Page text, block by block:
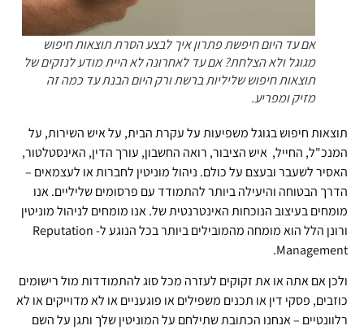
אם עד היום חיפשת פתרון איך לבצע הסרת תוצאות חיפוש
מגוגל ולא הצלחת? אם עד לאחרונה לא היית מודע לנזקים של
תוצאות חיפוש שליליות ברשת ורק היום הבנת עד כמה זה
מזיק ומפריע.
תוצאות חיפוש בגוגל משפיעות על עקרת הבית, על איש השירות, על
המנכ"ל, החייל, איש הציבור, רואה החשבון, עורך הדין, האינסטלטור,
האסיר לשעבר ובעצם על כולם. ניהול מוניטין לחברות או לעצמאים –
הדרך הבטוחה והיעילה ביותר להתמודד עם פרסומים שליליים. אנו
מומחים בעיצוב הנוכחות האינטרנטית של. אנו מומחים לניהול מוניטין
ורונן הלל הוא מומחה מהמובילים ביותר בכל הנוגע ל- Reputation
Management.
ולכן אם אתה או את זקוקים לעזרה מכל סוג להתמודדות מול רישומים
כוזבים, פסקי דין או תכנים משפילים או פוגעניים או לא מדוייקים או לא
רלוונטיים – אנחנו הכתובת שתילחם על המוניטין שלך ותגן על השם